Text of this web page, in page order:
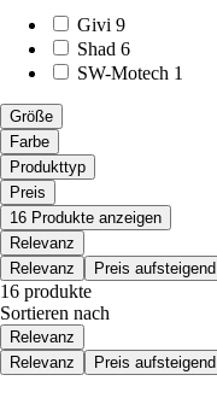
Givi 9
Shad 6
SW-Motech 1
Größe
Farbe
Produkttyp
Preis
16 Produkte anzeigen
Relevanz
Relevanz
Preis aufsteigend
16 produkte
Sortieren nach
Relevanz
Relevanz
Preis aufsteigend